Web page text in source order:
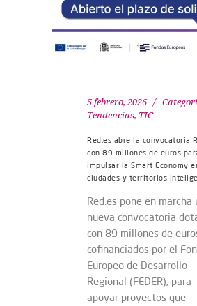
5 febrero, 2026
Tendencias, TIC
Red.es abre la convocatoria
con 89 millones de euros
impulsar la Smart Economy
ciudades y territorios
Red.es pone en marcha
nueva convocatoria
con 89 millones de
cofinanciados por el
Europeo de Desarrollo
Regional (FEDER), para
apoyar proyectos que